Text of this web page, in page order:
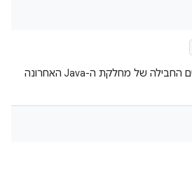
הפונקציה מחזירה את שם החבילה של מחלקת ה-Java האחרונה